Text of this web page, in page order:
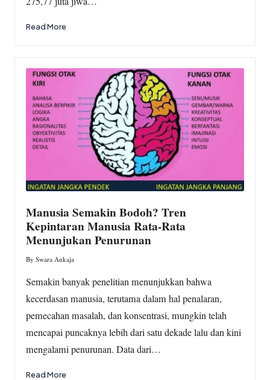
Read More
Manusia Semakin Bodoh? Tren
Kepintaran Manusia Rata-Rata
Menunjukan Penurunan
Posted
By Swara Ankaja
Semakin banyak penelitian menunjukkan bahwa
kecerdasan manusia, terutama dalam hal penalaran,
pemecahan masalah, dan konsentrasi, mungkin telah
mencapai puncaknya lebih dari satu dekade lalu dan kini
mengalami penurunan. Data dari…
Read More